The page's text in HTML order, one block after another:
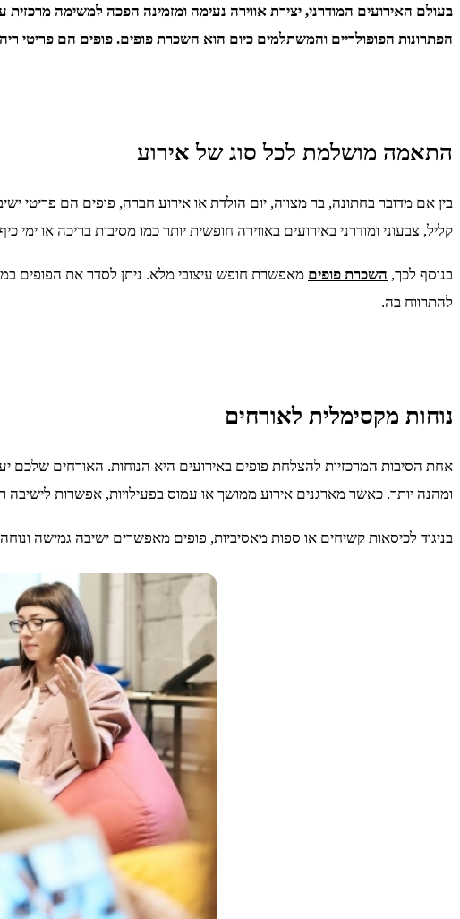
בעולם האירועים המודרני, יצירת אווירה נעימה ומזמינה הפכה למשימה
הפתרונות הפופולריים והמשתלמים כיום הוא השכרת פופים. פופים הם פריטי
התאמה מושלמת לכל סוג של אירוע
בין אם מדובר בחתונה, בר מצווה, יום הולדת או אירוע חברה, פופים הם פריטי
קליל, צבעוני ומודרני באירועים באווירה חופשית יותר כמו מסיבות בריכה או
בנוסף לכך, השכרת פופים מאפשרת חופש עיצובי מלא. ניתן לסדר את הפופים
להתרווח בה.
נוחות מקסימלית לאורחים
אחת הסיבות המרכזיות להצלחת פופים באירועים היא הנוחות. האורחים שלכם
ומהנה יותר. כאשר מארגנים אירוע ממושך או עמוס בפעילויות, אפשרות
בניגוד לכיסאות קשיחים או ספות מאסיביות, פופים מאפשרים ישיבה גמישה